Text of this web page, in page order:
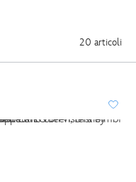
20 articoli